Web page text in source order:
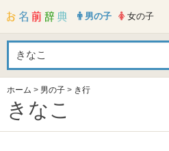
男の子 女の子
ホーム > 男の子 > き行
きなこ